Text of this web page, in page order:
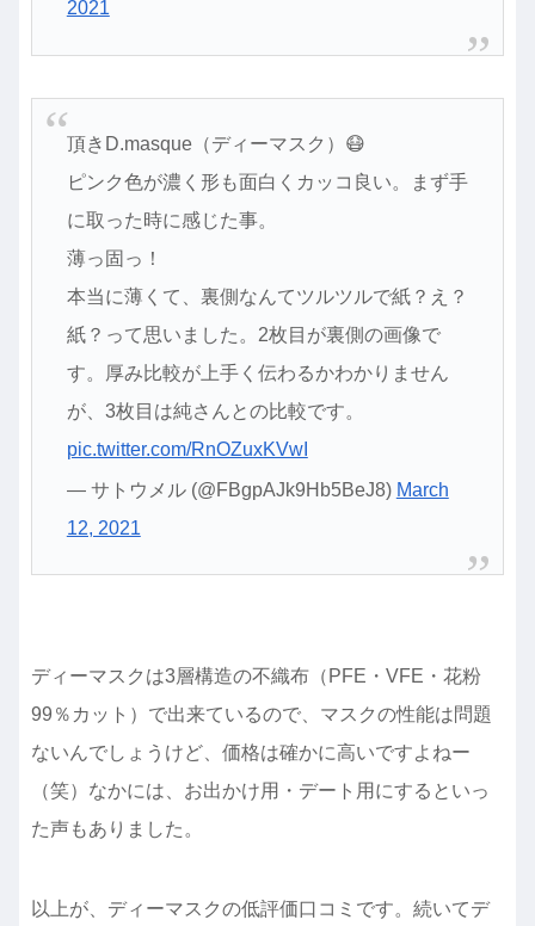
2021
頂きD.masque（ディーマスク）😷
ピンク色が濃く形も面白くカッコ良い。まず手
に取った時に感じた事。
薄っ固っ！
本当に薄くて、裏側なんてツルツルで紙？え？
紙？って思いました。2枚目が裏側の画像で
す。厚み比較が上手く伝わるかわかりません
が、3枚目は純さんとの比較です。
pic.twitter.com/RnOZuxKVwI
— サトウメル (@FBgpAJk9Hb5BeJ8) March
12, 2021
ディーマスクは3層構造の不織布（PFE・VFE・花粉
99％カット）で出来ているので、マスクの性能は問題
ないんでしょうけど、価格は確かに高いですよねー
（笑）なかには、お出かけ用・デート用にするといっ
た声もありました。
以上が、ディーマスクの低評価口コミです。続いてデ